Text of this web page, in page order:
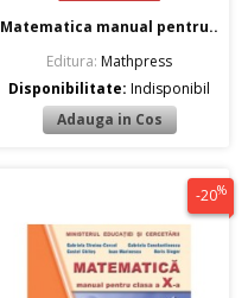
Matematica manual pentru..
Editura: Mathpress
Disponibilitate:Indisponibil
-20%